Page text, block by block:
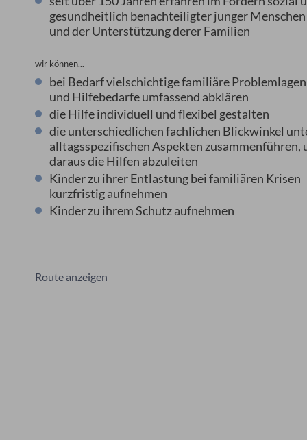
gesundheitlich benachteiligter junger Menschen
und der Unterstützung derer Familien
wir können...
bei Bedarf vielschichtige familiäre Problemlagen
und Hilfebedarfe umfassend abklären
die Hilfe individuell und flexibel gestalten
die unterschiedlichen fachlichen Blickwinkel
alltagsspezifischen Aspekten zusammenführen,
daraus die Hilfen abzuleiten
Kinder zu ihrer Entlastung bei familiären Krisen
kurzfristig aufnehmen
Kinder zu ihrem Schutz aufnehmen
Route anzeigen